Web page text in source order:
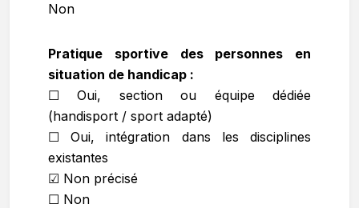
Non
Pratique sportive des personnes en
situation de handicap :
☐ Oui, section ou équipe dédiée
(handisport / sport adapté)
☐ Oui, intégration dans les disciplines
existantes
☑ Non précisé
☐ Non